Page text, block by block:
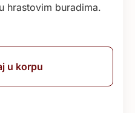
hrastovim buradima.
u korpu